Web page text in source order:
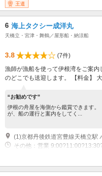
王道
6 海上タクシー成洋丸
天橋立・宮津・舞鶴／屋形船・納涼船
3.8
(7件)
漁師が漁船を使って伊根湾をご案
のどこでも送迎します。 【料金】
“お勧めです”
伊根の舟屋を海側から鑑賞できます
が、船の運行と案内をしてく...
その他：営業